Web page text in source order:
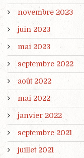
novembre 2023
juin 2023
mai 2023
septembre 2022
août 2022
mai 2022
janvier 2022
septembre 2021
juillet 2021